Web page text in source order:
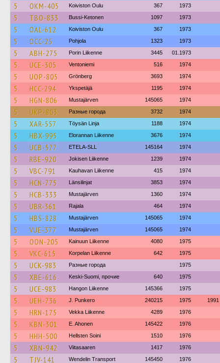
5 OKM-405 Koiviston Oulu 367 1973
5 TBO-833 Bussi-Ketonen 1097 1973
5 OAL-612 Koiviston Oulu 367 1973
5 OCC-25 Pohjola 1323 1973
5 ABH-275 Porin Liikenne 3445 01.1973
5 UCE-305 Ventoniemi 516 1974
5 UOP-805 Grönberg 3693 1974
5 HCC-294 Ykspetäjä 1195 1974
5 HGN-806 Mustajärven 145065 1974
5 UKP-803 Разные города 3732 1974
5 XAR-557 Töysän Linja 1188 1974
5 HBX-995 Elorannan Liikenne 3676 1974
5 UCB-577 ETELA-SLL 145164 1974
5 RBE-920 Jokisen Liikenne 1239 1974
5 VBC-791 Kauhavan Liikenne 415 1974
5 HCN-775 Länsilinjat 3853 1974
5 HCB-333 Mustajärven 1360 1974
5 UBR-361 Rajala 464 1974
5 HBS-828 Mustajärven 145065 1974
5 VUE-377 Mustajärven 145065 1974
5 OON-205 Kainuun Liikenne 4080 1975
5 VKC-615 Korpelan Liikenne 642 1975
5 UCK-983 Разные города 1975
5 XBE-616 Keski-Suomi, прочие 640 1975
5 UCE-983 Hangon Liikenne 145366 1975
5 UEH-736 J. Punkero 240215 1975 1991
5 HRN-175 Vekka Liikenne 4289 1976
5 KBN-301 E. Ahonen 145422 1976
5 HHH-500 Hellsten Soini 1510 1976
5 XBN-942 Viitasaaren 1417 1976
5 TJV-141 Wendelin Transport 145450 1976